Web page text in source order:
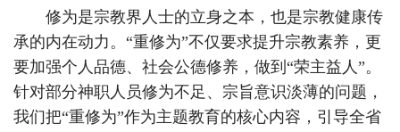
修为是宗教界人士的立身之本，也是宗教健康传
承的内在动力。“重修为”不仅要求提升宗教素养，更
要加强个人品德、社会公德修养，做到“荣主益人”。
针对部分神职人员修为不足、宗旨意识淡薄的问题，
我们把“重修为”作为主题教育的核心内容，引导全省